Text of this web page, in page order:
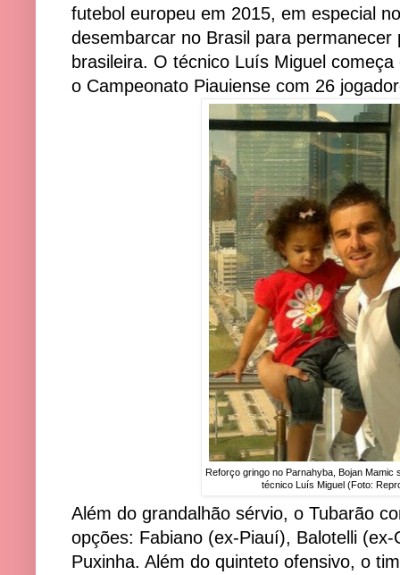
futebol europeu em 2015, em especial
desembarcar no Brasil para
brasileira. O técnico Luís Miguel
o Campeonato Piauiense com 26
Reforço gringo no Parnahyba, Bojan Mamic
técnico Luís Miguel (Foto:
Além do grandalhão sérvio, o Tubarão
opções: Fabiano (ex-Piauí), Balotelli
Puxinha. Além do quinteto ofensivo, o